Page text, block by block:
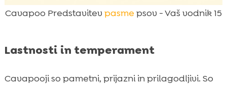
Cavapoo Predstavitev pasme psov - Vaš vodnik 15
Lastnosti in temperament
Cavapooji so pametni, prijazni in prilagodljivi. So